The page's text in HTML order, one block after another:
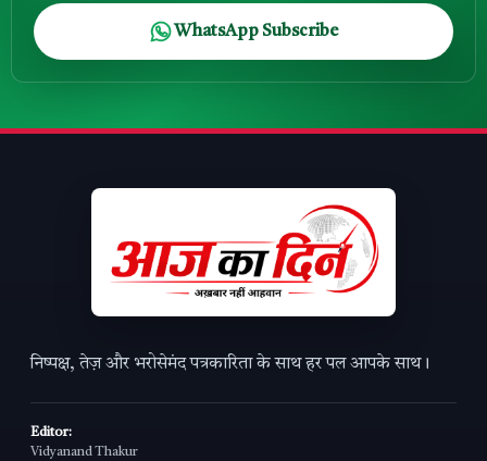
WhatsApp Subscribe
निष्पक्ष, तेज़ और भरोसेमंद पत्रकारिता के साथ हर पल आपके साथ।
Editor:
Vidyanand Thakur